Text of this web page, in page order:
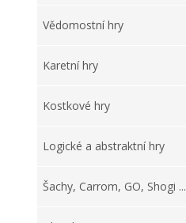
Vědomostní hry
Karetní hry
Kostkové hry
Logické a abstraktní hry
Šachy, Carrom, GO, Shogi ...